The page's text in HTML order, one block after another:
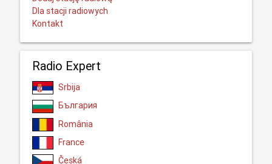
Dla stacji radiowych
Kontakt
Radio Expert
Srbija
България
România
France
Česká